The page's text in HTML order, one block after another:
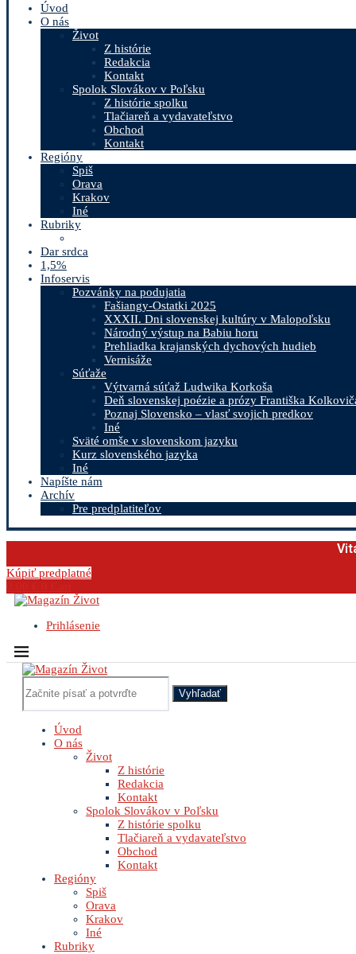
Úvod
O nás
Život
Z histórie
Redakcia
Kontakt
Spolok Slovákov v Poľsku
Z histórie spolku
Tlačiareň a vydavateľstvo
Obchod
Kontakt
Regióny
Spiš
Orava
Krakov
Iné
Rubriky
Dar srdca
1,5%
Infoservis
Pozvánky na podujatia
Fašiangy-Ostatki 2025
XXXII. Dni slovenskej kultúry v Malopoľsku
Národný výstup na Babiu horu
Prehliadka krajanských dychových hudieb
Vernisáže
Súťaže
Výtvarná súťaž Ludwika Korkoša
Deň slovenskej poézie a prózy Františka
Poznaj Slovensko – vlasť svojich predkov
Iné
Sväté omše v slovenskom jazyku
Kurz slovenského jazyka
Iné
Napíšte nám
Archív
Pre predplatiteľov
Kúpiť predplatné
Prihlásenie
Vyhľadať
Úvod
O nás
Život
Z histórie
Redakcia
Kontakt
Spolok Slovákov v Poľsku
Z histórie spolku
Tlačiareň a vydavateľstvo
Obchod
Kontakt
Regióny
Spiš
Orava
Krakov
Iné
Rubriky